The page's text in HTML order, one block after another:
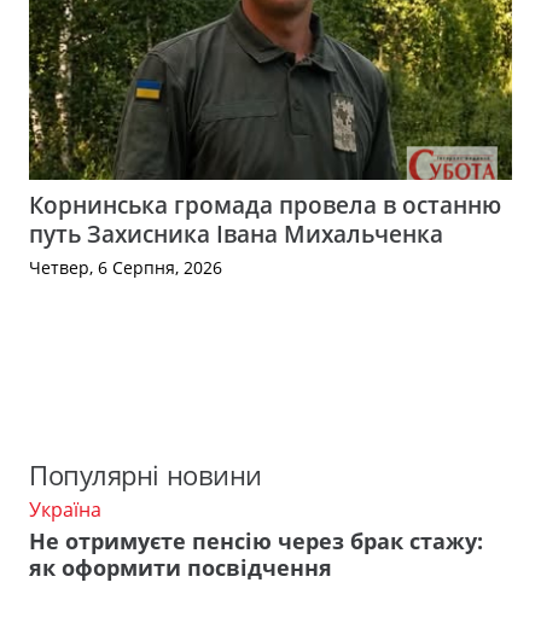
Корнинська громада провела в останню
путь Захисника Івана Михальченка
Четвер, 6 Серпня, 2026
Популярні новини
Україна
Не отримуєте пенсію через брак стажу:
як оформити посвідчення